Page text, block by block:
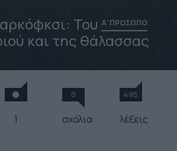
Του Α' ΠΡΟΣΩΠΟ
και της θάλασσας
1
0
σχόλια
495
λέξεις